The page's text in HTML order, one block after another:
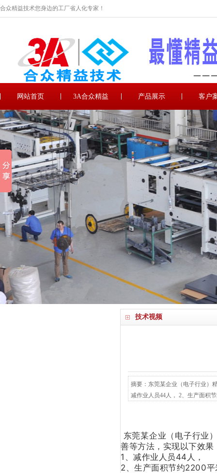
合众精益技术您身边的工厂省人化专家！
网站首页 3A合众精益 产品展示 客户
技术视频
摘要：东莞某企业（电子行业）
减作业人员44人， 2、生产面积
东莞某企业（电子行业
善等方法，实现以下效果
1、减作业人员44人，
2、生产面积节约2200平